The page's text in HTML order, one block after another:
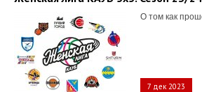
О том как
7 дек 2023